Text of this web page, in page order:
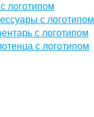
логотипом
с логотипом
с логотипом
с логотипом